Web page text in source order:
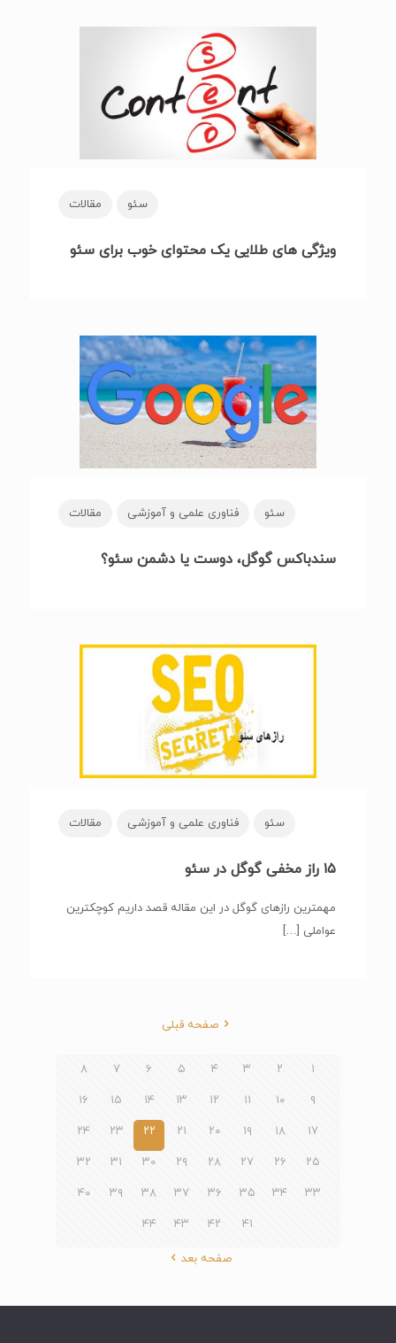
سئو مقالات
ویژگی های طلایی یک محتوای خوب برای سئو
سئو فناوری علمی و آموزشی مقالات
سندباکس گوگل، دوست یا دشمن سئو؟
سئو فناوری علمی و آموزشی مقالات
۱۵ راز مخفی گوگل در سئو
مهمترین رازهای گوگل در این مقاله قصد داریم کوچکترین
عواملی […]
صفحه قبلی
۱ ۲ ۳ ۴ ۵ ۶ ۷
۸
۹
۱۰ ۱۱ ۱۲ ۱۳ ۱۴ ۱۵
۱۶
۱۷
۱۸ ۱۹ ۲۰ ۲۱ ۲۲ ۲۳
۲۴
۲۵
۲۶ ۲۷ ۲۸ ۲۹ ۳۰ ۳۱
۳۲
۳۳
۳۴ ۳۵ ۳۶ ۳۷ ۳۸ ۳۹
۴۰
۴۱
۴۲ ۴۳ ۴۴
صفحه بعد